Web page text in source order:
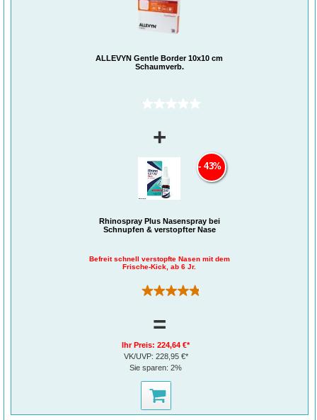
Weniger Verbandwechsel dank Verbandliegezeiten von bis zu 7 Tagen
unterstützt eine wirtschaftliche Wundversorgung
Formstabil, keine sekundäre Fixierung notwendig
ALLEVYN Gentle Border 10x10 cm
Schaumverb.
(0)
+
Rhinospray Plus Nasenspray bei
Schnupfen & verstopfter Nase
Befreit schnell verstopfte Nasen mit dem
Frische-Kick, ab 6 Jr.
(311)
43%
=
Ihr Preis:224,64 €*
VK/UVP: 228,95 €*
Sie sparen:2%